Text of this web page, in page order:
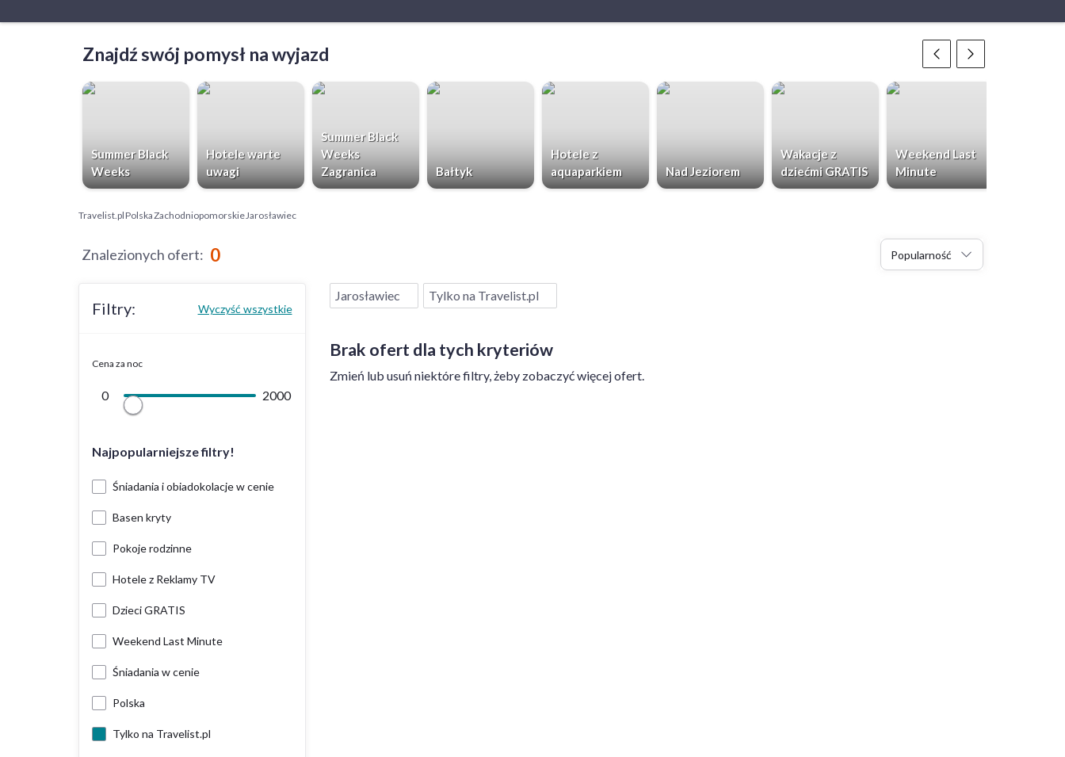
Znajdź swój pomysł na wyjazd
Summer Black
Weeks
Hotele warte
uwagi
Summer Black
Weeks
Zagranica
Bałtyk
Hotele z
aquaparkiem
Nad Jeziorem
Wakacje z
dziećmi GRATIS
Weekend Last
Minute
Travelist.plPolskaZachodniopomorskieJarosławiec
Znalezionych ofert: 0 Popularność
Filtry: Wyczyść wszystkie
Cena za noc
0 2000
Najpopularniejsze filtry!
Śniadania i obiadokolacje w cenie
Basen kryty
Pokoje rodzinne
Hotele z Reklamy TV
Dzieci GRATIS
Weekend Last Minute
Śniadania w cenie
Polska
Tylko na Travelist.pl
Jarosławiec Tylko na Travelist.pl
Brak ofert dla tych kryteriów
Zmień lub usuń niektóre filtry, żeby zobaczyć więcej ofert.